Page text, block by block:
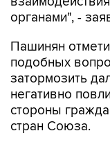
органами", -
Пашинян
подобных
затормозить
негативно
стороны
стран Союза.